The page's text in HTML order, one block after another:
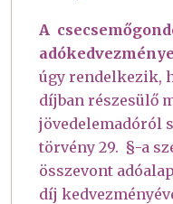
A
úgy rendelkezik,
díjban részesülő
jövedelemadóról
törvény 29. §-a
összevont
díj